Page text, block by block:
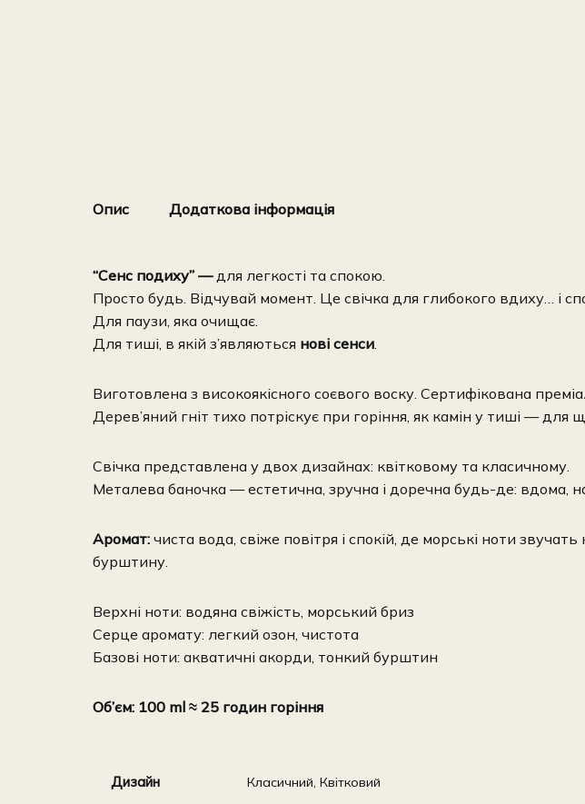
Опис Додаткова інформація
“Сенс подиху” —для легкості та спокою.
Просто будь. Відчувай момент. Це свічка для глибокого вдиху… і
Для паузи, яка очищає.
Для тиші, в якій з’являються нові сенси
Виготовлена з високоякісного соєвого воску. Сертифікована
Дерев’яний гніт тихо потріскує при горіння, як камін у тиші — для
Свічка представлена у двох дизайнах: квітковому та класичному.
Металева баночка — естетична, зручна і доречна будь-де: вдома,
Аромат: чиста вода, свіже повітря і спокій, де морські ноти
бурштину.
Верхні ноти: водяна свіжість, морський бриз
Серце аромату: легкий озон, чистота
Базові ноти: акватичні акорди, тонкий бурштин
Об’єм: 100 ml ≈ 25 годин горіння
Дизайн Класичний, Квітковий